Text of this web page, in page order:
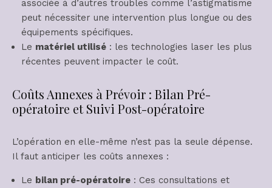
associée à d’autres troubles comme l’astigmatisme
peut nécessiter une intervention plus longue ou des
équipements spécifiques.
Le matériel utilisé : les technologies laser les plus
récentes peuvent impacter le coût.
Coûts Annexes à Prévoir : Bilan Pré-
opératoire et Suivi Post-opératoire
L’opération en elle-même n’est pas la seule dépense.
Il faut anticiper les coûts annexes :
Le bilan pré-opératoire : Ces consultations et